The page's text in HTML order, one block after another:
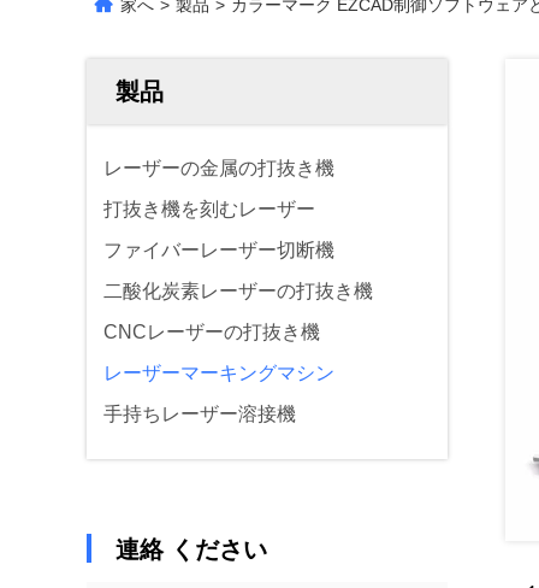
家へ > 製品 > カラーマーク EZCAD制御ソフトウェア
製品
レーザーの金属の打抜き機
打抜き機を刻むレーザー
ファイバーレーザー切断機
二酸化炭素レーザーの打抜き機
CNCレーザーの打抜き機
レーザーマーキングマシン
手持ちレーザー溶接機
連絡 ください